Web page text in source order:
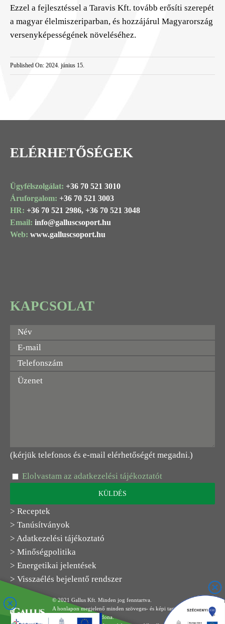
Ezzel a fejlesztéssel a Taravis Kft. tovább erősíti szerepét
a magyar élelmiszeriparban, és hozzájárul Magyarország
versenyképességének növeléséhez.
Published On: 2024. június 15.
ELÉRHETŐSÉGEK
Ügyfélszolgálat: +36 70 521 3010
Áruforgalom: +36 70 521 3003
HR: +36 70 521 2986, +36 70 521 3048
Email: info@galluscsoport.hu
Web: www.galluscsoport.hu
KAPCSOLAT
(kérjük telefonos és e-mail elérhetőségét megadni.)
Elolvastam az adatkezelési tájékoztatót
> Receptek
> Tanúsítványok
> Adatkezelési tájékoztató
> Minőségpolitika
> Energetikai jelentések
> Visszaélés bejelentő rendszer
© 2021 Gallus Kft. Minden jog fenntartva.
A honlapon megjelenő minden szöveges- és képi tartalom a Gallus
Kft. kizárólagos tulajdona.